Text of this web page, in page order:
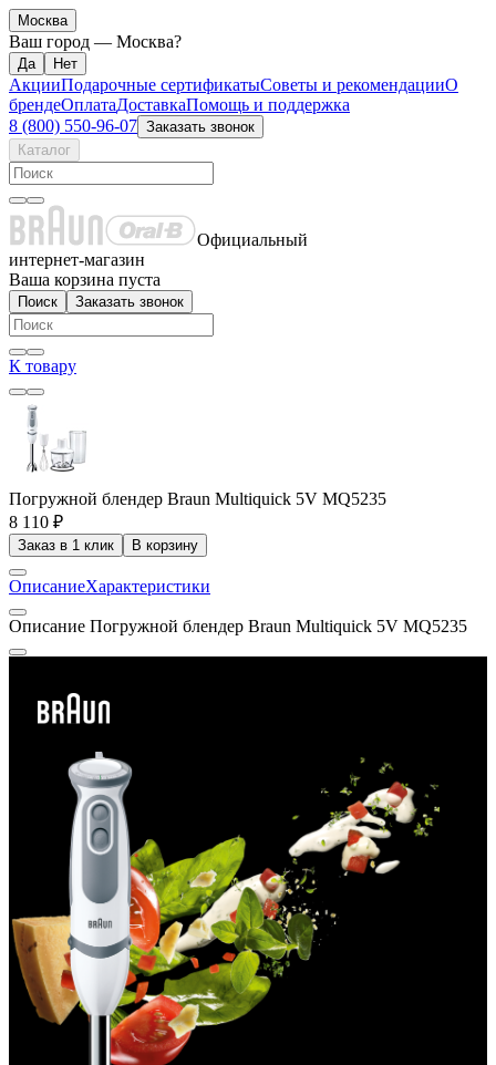
Москва
Ваш город — Москва?
АкцииПодарочные сертификатыСоветы и рекомендацииО
брендеОплатаДоставкаПомощь и поддержка
8 (800) 550-96-07 Заказать звонок
Каталог
Официальный
интернет-магазин
Ваша корзина пуста
Поиск Заказать звонок
К товару
Погружной блендер Braun Multiquick 5V MQ5235
8 110 ₽
Заказ в 1 клик В корзину
ОписаниеХарактеристики
Описание Погружной блендер Braun Multiquick 5V MQ5235